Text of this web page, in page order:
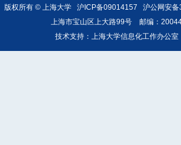
版权所有 ©上海大学 沪ICP备09014157 沪公网安
上海市宝山区上大路99号 邮编：
技术支持：
上海大学信息化工作办公室